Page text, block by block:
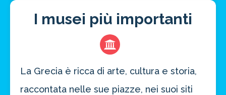
I musei più importanti
La Grecia è ricca di arte, cultura e storia,
raccontata nelle sue piazze, nei suoi siti